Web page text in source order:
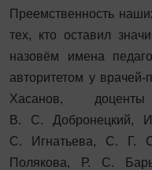
Преемственность
тех, кто оставил
назовём имена
авторитетом у
Хасанов,
В. С. Добронецкий,
С. Игнатьева, С.
Полякова, Р. С.